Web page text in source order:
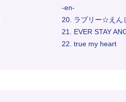
-en-
20. ラブリー☆えん
21. EVER STAY
22. true my heart